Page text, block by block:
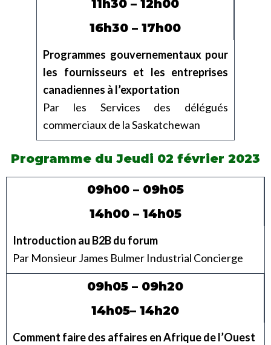
11h30 – 12h00
16h30 – 17h00
Programmes gouvernementaux pour
les fournisseurs et les entreprises
canadiennes à l’exportation
Par les Services des délégués
commerciaux de la Saskatchewan
Programme du Jeudi 02 février 2023
09h00 – 09h05
14h00 – 14h05
Introduction au B2B du forum
Par Monsieur James Bulmer Industrial Concierge
09h05 – 09h20
14h05– 14h20
Comment faire des affaires en Afrique de l’Ouest